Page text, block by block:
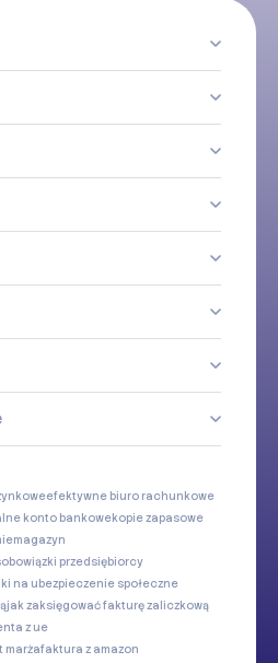
efektywne biuro rachunkowe
konto bankowekopie zapasowe
magazyn
obowiązki przedsiębiorcy
na ubezpieczenie społeczne
jak zaksięgować fakturę zaliczkową
z ue
marżafaktura z amazon